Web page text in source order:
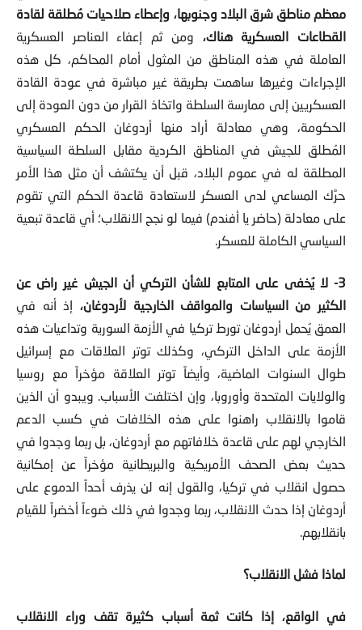
معظم مناطق شرق البلاد وجنوبها، وإعطاء صلاحيات مُطلقة لقادة
القطاعات العسكرية هناك، ومن ثم إعفاء العناصر العسكرية
العاملة في هذه المناطق من المثول أمام المحاكم، كل هذه
الإجراءات وغيرها ساهمت بطريقة غير مباشرة في عودة القادة
العسكريين إلى ممارسة السلطة واتخاذ القرار من دون العودة إلى
الحكومة، وهي معادلة أراد منها أردوغان الحكم العسكري
المُطلق للجيش في المناطق الكردية مقابل السلطة السياسية
المطلقة له في عموم البلاد، قبل أن يكتشف أن مثل هذا الأمر
حرَّك المساعي لدى العسكر لاستعادة قاعدة الحكم التي تقوم
على معادلة (حاضر يا أفندم) فيما لو نجح الانقلاب؛ أي قاعدة تبعية
السياسي الكاملة للعسكر.
3- لا يُخفى على المتابع للشأن التركي أن الجيش غير راض عن
الكثير من السياسات والمواقف الخارجية لأردوغان، إذ أنه في
العمق يُحمل أردوغان تورط تركيا في الأزمة السورية وتداعيات هذه
الأزمة على الداخل التركي، وكذلك توتر العلاقات مع إسرائيل
طوال السنوات الماضية، وأيضاً توتر العلاقة مؤخراً مع روسيا
والولايات المتحدة وأوروبا، وإن اختلفت الأسباب. ويبدو أن الذين
قاموا بالانقلاب راهنوا على هذه الخلافات في كسب الدعم
الخارجي لهم على قاعدة خلافاتهم مع أردوغان، بل ربما وجدوا في
حديث بعض الصحف الأمريكية والبريطانية مؤخراً عن إمكانية
حصول انقلاب في تركيا، والقول إنه لن يذرف أحداً الدموع على
أردوغان إذا حدث الانقلاب، ربما وجدوا في ذلك ضوءاً أخضراً للقيام
بانقلابهم.
لماذا فشل الانقلاب؟
في الواقع، إذا كانت ثمة أسباب كثيرة تقف وراء الانقلاب